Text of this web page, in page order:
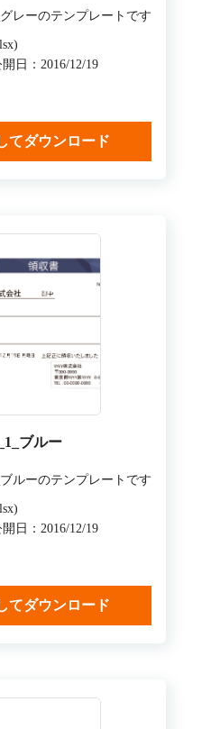
レーのテンプレートです
日：2016/12/19
てダウンロード
ブルー
ルーのテンプレートです
日：2016/12/19
てダウンロード